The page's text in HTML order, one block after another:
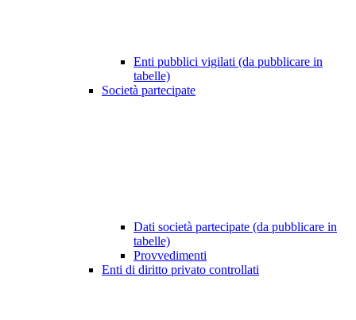
Enti pubblici vigilati (da pubblicare in
tabelle)
Società partecipate
Dati società partecipate (da pubblicare in
tabelle)
Provvedimenti
Enti di diritto privato controllati